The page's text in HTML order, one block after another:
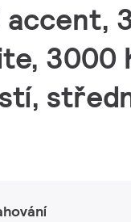
accent,
3000